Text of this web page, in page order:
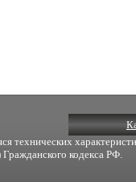
технических
кодекса РФ.